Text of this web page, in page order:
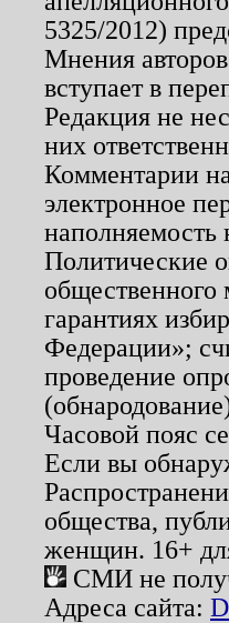
5325/2012)
Мнения
вступает в
Редакция не
них
Комментарии
электронное
наполняемость
Политические
гарантиях
Федерации»;
проведение
Часовой пояс
Если вы
общества,
женщин. 16+
СМИ не
Адреса сайта: